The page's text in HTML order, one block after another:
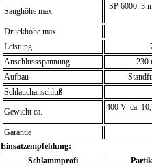
Saughöhe max. SP 6000: 3
Druckhöhe max.
Leistung
Anschlussspannung
230
Aufbau
Schlauchanschluß
Gewicht ca. 400 V: ca.
Garantie
Einsatzempfehlung:
Schlammprofi